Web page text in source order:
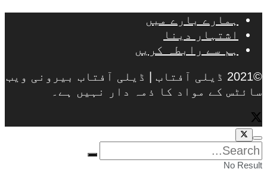
ہمارے بارے میں
اشتہار دینا
ہم سے رابطہ کریں
©2021 ڈیلی آفتاب | ڈیلی آفتاب بیرونی ویب
سائٹس کے مواد کا ذمہ دار نہیں ہے۔
No Result